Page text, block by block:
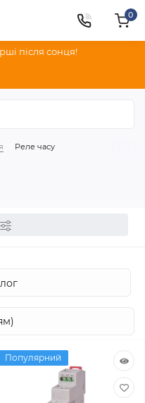
після сонця!
0
Реле часу
Популярний